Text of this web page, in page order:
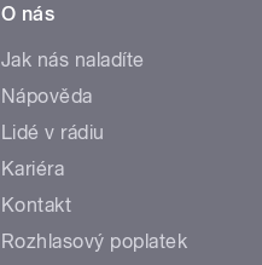
O nás
Jak nás naladíte
Nápověda
Lidé v rádiu
Kariéra
Kontakt
Rozhlasový poplatek